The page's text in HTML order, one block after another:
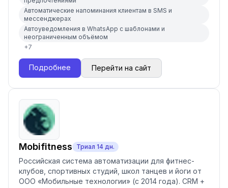
Автоматические напоминания клиентам в SMS и
мессенджерах
Автоуведомления в WhatsApp с шаблонами и
неограниченным объёмом
+7
Подробнее Перейти на сайт
Mobifitness Триал 14 дн.
Российская система автоматизации для фитнес-
клубов, спортивных студий, школ танцев и йоги от
ООО «Мобильные технологии» (с 2014 года). CRM +